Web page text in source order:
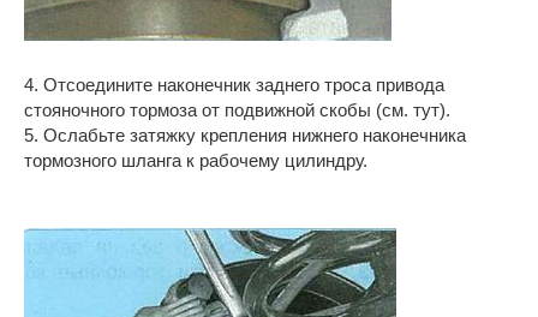
4. Отсоедините наконечник заднего троса привода
стояночного тормоза от подвижной скобы (см. тут).
5. Ослабьте затяжку крепления нижнего наконечника
тормозного шланга к рабочему цилиндру.